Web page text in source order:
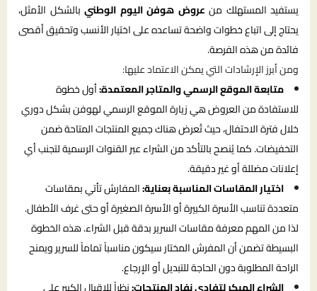
يستفيد المستهلك من عروض هوفن اليوم الوطني بالشكل الأمثل،
يحتاج إلى اتباع خطوات واضحة تساعده على اختيار الأنسب وتحقيق أقصى
فائدة من هذه الفرصة.
ومن أبرز الإرشادات التي يمكن الاعتماد عليها:
متابعة الموقع الرسمي والمتاجر المعتمدة:أول خطوة
للاستفادة من العروض هي زيارة الموقع الرسمي لهوفن بشكل دوري
خلال فترة الاحتفال، حيث تُعرض هناك جميع المنتجات المتاحة ضمن
التخفيضات. كما يُنصح بالتأكد من الشراء عبر القنوات الرسمية لتجنب أي
إعلانات مضللة أو غير دقيقة.
اختيار المقاسات المناسبة بعناية:المفارش تأتي بمقاسات
متعددة تناسب الأسرة الكبيرة أو الأسرة الصغيرة أو حتى غرف الأطفال.
لذا من المهم معرفة مقاسات السرير بدقة قبل الشراء. هذه الخطوة
البسيطة تضمن أن المفرش المختار سيكون مناسباً تماماً للسرير ويمنح
الراحة المطلوبة دون الحاجة للتبديل أو الإرجاع.